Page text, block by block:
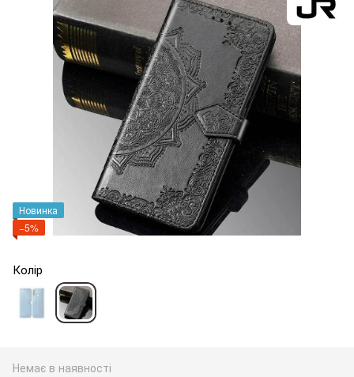
Новинка
−5%
Колір
Немає в наявності